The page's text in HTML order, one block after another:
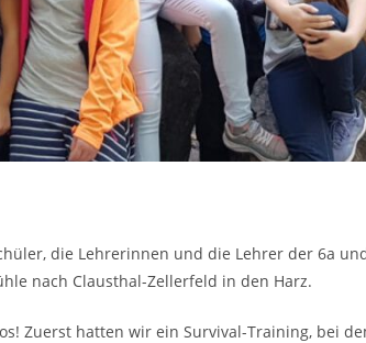
die Lehrerinnen und die Lehrer der 6a
nach Clausthal-Zellerfeld in den Harz.
Zuerst hatten wir ein Survival-Training, bei